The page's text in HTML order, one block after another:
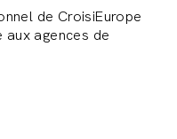
de CroisiEurope
aux agences de